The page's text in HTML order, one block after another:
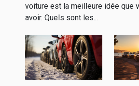
voiture est la meilleure idée que
avoir. Quels sont les...